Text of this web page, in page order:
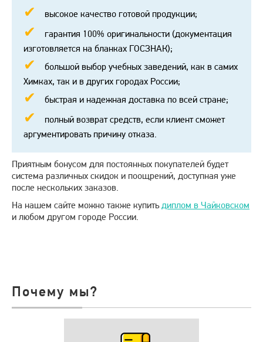
высокое качество готовой продукции;
гарантия 100% оригинальности (документация
изготовляется на бланках ГОСЗНАК);
большой выбор учебных заведений, как в самих
Химках, так и в других городах России;
быстрая и надежная доставка по всей стране;
полный возврат средств, если клиент сможет
аргументировать причину отказа.
Приятным бонусом для постоянных покупателей будет
система различных скидок и поощрений, доступная уже
после нескольких заказов.
На нашем сайте можно также купитьдиплом в Чайковском
и любом другом городе России.
Почему мы?